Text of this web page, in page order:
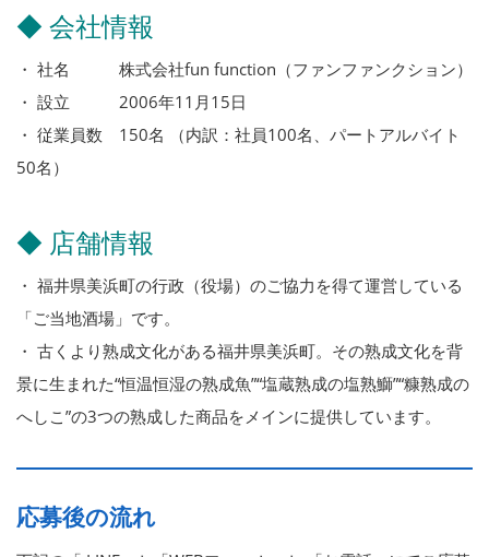
◆ 会社情報
・ 社名 株式会社fun function（ファンファンクション）
・ 設立 2006年11月15日
・ 従業員数 150名 （内訳：社員100名、パートアルバイト
50名）
◆ 店舗情報
・ 福井県美浜町の行政（役場）のご協力を得て運営している
「ご当地酒場」です。
・ 古くより熟成文化がある福井県美浜町。その熟成文化を背
景に生まれた“恒温恒湿の熟成魚”“塩蔵熟成の塩熟鰤”“糠熟成の
へしこ”の3つの熟成した商品をメインに提供しています。
応募後の流れ